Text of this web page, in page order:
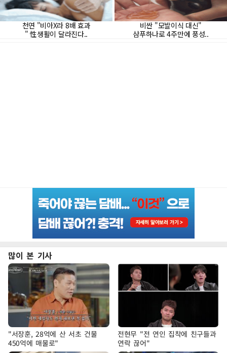
많이 본 기사
"서장훈, 28억에 산 서초 건물
450억에 매물로"
전현무 "전 연인 집착에 친구들과
연락 끊어"